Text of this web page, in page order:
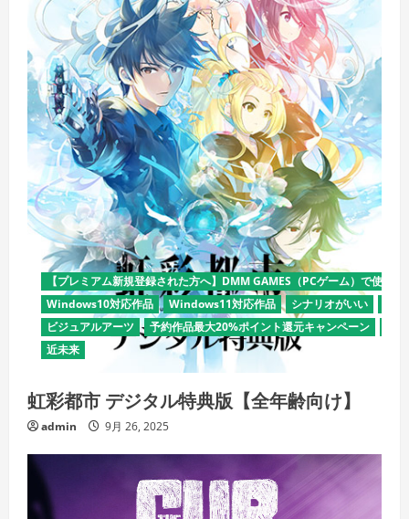
【プレミアム新規登録された方へ】DMM GAMES（PCゲーム）で使え
Windows10対応作品
Windows11対応作品 シナリオがいい
ビジュアルアーツ
予約作品最大20%ポイント還元キャンペーン
近未来
虹彩都市 デジタル特典版【全年齢向け】
admin 9月 26, 2025